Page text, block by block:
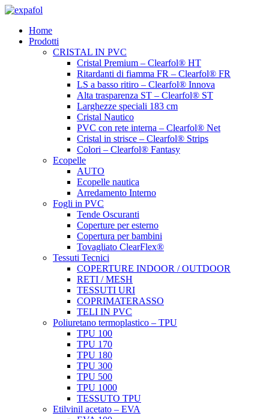
Vai
contenutoHome
Prodotti
CRISTAL IN PVC
Cristal Premium – Clearfol® HT
Ritardanti di fiamma FR – Clearfol® FR
LS a basso ritiro – Clearfol® Innova
Alta trasparenza ST – Clearfol® ST
Larghezze speciali 183 cm
Cristal Nautico
PVC con rete interna – Clearfol® Net
Cristal in strisce – Clearfol® Strips
Colori – Clearfol® Fantasy
Ecopelle
AUTO
Ecopelle nautica
Arredamento Interno
Fogli in PVC
Tende Oscuranti
Coperture per esterno
Copertura per bambini
Tovagliato ClearFlex®
Tessuti Tecnici
COPERTURE INDOOR / OUTDOOR
RETI / MESH
TESSUTI URI
COPRIMATERASSO
TELI IN PVC
Poliuretano termoplastico – TPU
TPU 100
TPU 170
TPU 180
TPU 300
TPU 500
TPU 1000
TESSUTO TPU
Etilvinil acetato – EVA